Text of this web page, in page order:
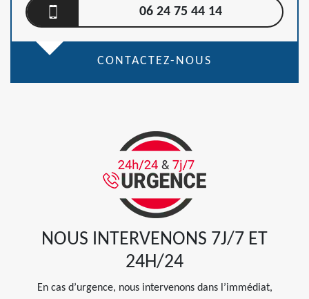
06 24 75 44 14
CONTACTEZ-NOUS
NOUS INTERVENONS 7J/7 ET
24H/24
En cas d’urgence, nous intervenons dans l’immédiat,